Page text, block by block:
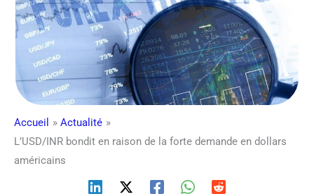
Accueil
Actualité
L’USD/INR bondit en raison de la forte demande en dollars
américains